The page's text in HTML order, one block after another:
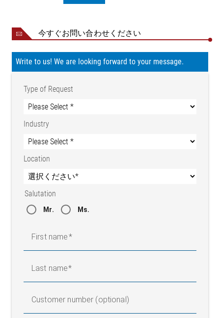
今すぐお問い合わせください
Write to us! We are looking forward to your message.
Type of Request
Industry
Location
Salutation
Mr. Ms.
First name
Last name
Customer number (optional)